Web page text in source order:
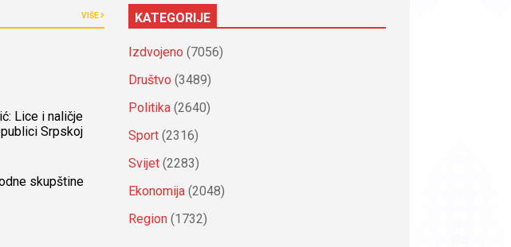
VIŠE
Lice i naličje
Srpskoj
skupštine
KATEGORIJE
Izdvojeno (7056)
Društvo (3489)
Politika (2640)
Sport (2316)
Svijet (2283)
Ekonomija (2048)
Region (1732)